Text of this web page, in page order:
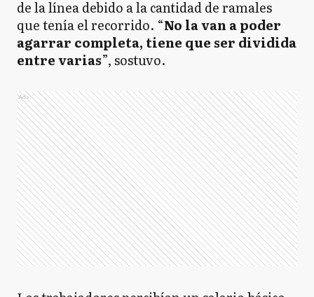
de la línea debido a la cantidad de ramales
que tenía el recorrido. “No la van a poder
agarrar completa, tiene que ser dividida
entre varias”, sostuvo.
Ads